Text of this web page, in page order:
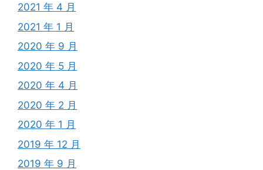
2021 年 4 月
2021 年 1 月
2020 年 9 月
2020 年 5 月
2020 年 4 月
2020 年 2 月
2020 年 1 月
2019 年 12 月
2019 年 9 月